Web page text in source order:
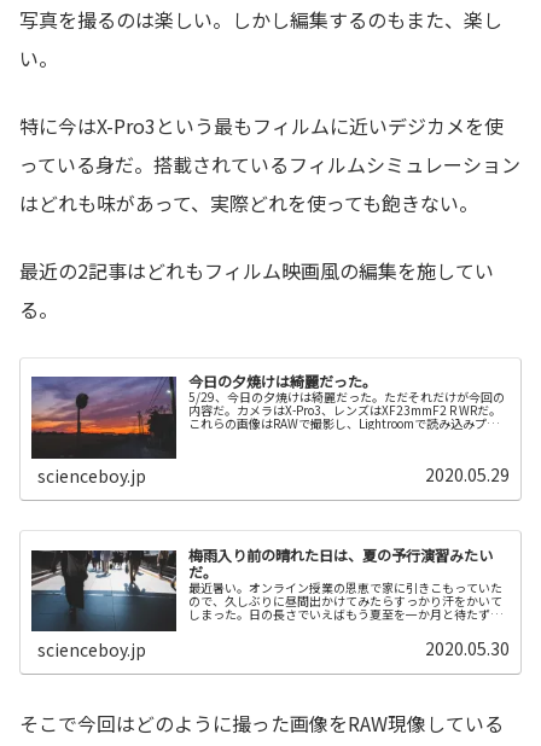
写真を撮るのは楽しい。しかし編集するのもまた、楽し
い。
特に今はX-Pro3という最もフィルムに近いデジカメを使
っている身だ。搭載されているフィルムシミュレーション
はどれも味があって、実際どれを使っても飽きない。
最近の2記事はどれもフィルム映画風の編集を施してい
る。
今日の夕焼けは綺麗だった。
5/29、今日の夕焼けは綺麗だった。ただそれだけが今回の
内容だ。カメラはX-Pro3、レンズはXF23mmF2 R WRだ。
これらの画像はRAWで撮影し、Lightroomで読み込みプロ
scienceboy.jp 2020.05.29
梅雨入り前の晴れた日は、夏の予行演習みたい
だ。
最近暑い。オンライン授業の恩恵で家に引きこもっていた
ので、久しぶりに昼間出かけてみたらすっかり汗をかいて
しまった。日の長さでいえばもう夏至を一か月と待たずに
scienceboy.jp 2020.05.30
そこで今回はどのように撮った画像をRAW現像している